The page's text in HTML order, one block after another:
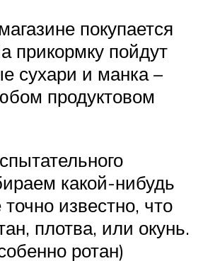
покупается
прикормку пойдут
сухари и манка –
продуктовом
какой-нибудь
известно, что
плотва, или окунь.
ротан)